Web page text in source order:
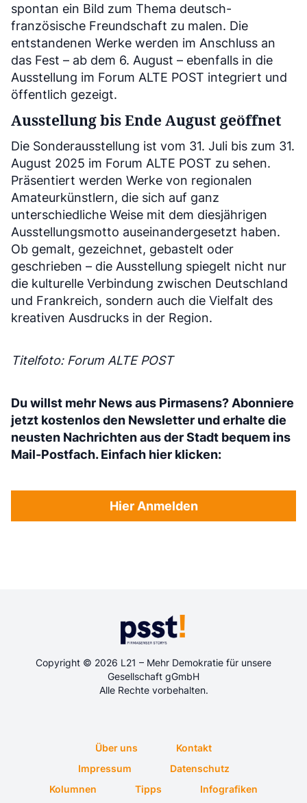
spontan ein Bild zum Thema deutsch-
französische Freundschaft zu malen. Die
entstandenen Werke werden im Anschluss an
das Fest – ab dem 6. August – ebenfalls in die
Ausstellung im Forum ALTE POST integriert und
öffentlich gezeigt.
Ausstellung bis Ende August geöffnet
Die Sonderausstellung ist vom 31. Juli bis zum 31.
August 2025 im Forum ALTE POST zu sehen.
Präsentiert werden Werke von regionalen
Amateurkünstlern, die sich auf ganz
unterschiedliche Weise mit dem diesjährigen
Ausstellungsmotto auseinandergesetzt haben.
Ob gemalt, gezeichnet, gebastelt oder
geschrieben – die Ausstellung spiegelt nicht nur
die kulturelle Verbindung zwischen Deutschland
und Frankreich, sondern auch die Vielfalt des
kreativen Ausdrucks in der Region.
Titelfoto: Forum ALTE POST
Du willst mehr News aus Pirmasens? Abonniere
jetzt kostenlos den Newsletter und erhalte die
neusten Nachrichten aus der Stadt bequem ins
Mail-Postfach. Einfach hier klicken:
Hier Anmelden
Copyright © 2026 L21 – Mehr Demokratie für unsere
Gesellschaft gGmbH
Alle Rechte vorbehalten.
Über uns
Kontakt
Impressum
Datenschutz
Kolumnen
Tipps Infografiken